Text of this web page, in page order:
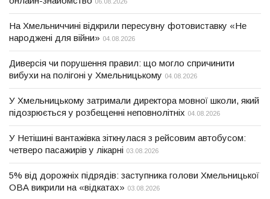
На Хмельниччині відкрили пересувну фотовиставку «Не
народжені для війни» 04.08.2026
Диверсія чи порушення правил: що могло спричинити
вибухи на полігоні у Хмельницькому 04.08.2026
У Хмельницькому затримали директора мовної школи, який
підозрюється у розбещенні неповнолітніх 04.08.2026
У Нетішині вантажівка зіткнулася з рейсовим автобусом:
четверо пасажирів у лікарні 03.08.2026
5% від дорожніх підрядів: заступника голови Хмельницької
ОВА викрили на «відкатах» 03.08.2026